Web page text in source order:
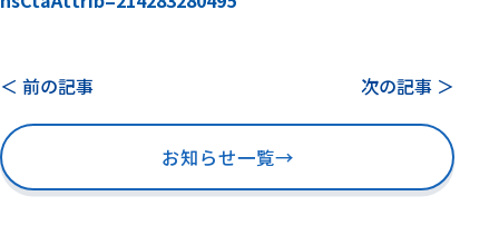
＜ 前の記事 次の記事 ＞
お知らせ一覧→